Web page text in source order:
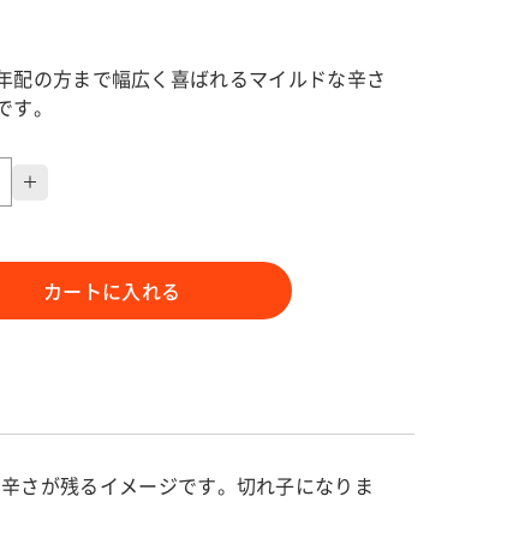
配の方まで幅広く喜ばれるマイルドな辛さ
。
カートに入れる
さが残るイメージです。切れ子になりま